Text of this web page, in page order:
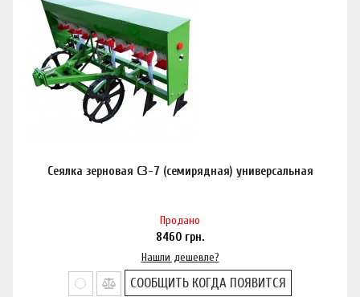
Сеялка зерновая СЗ-7 (семирядная) универсальная
Продано
8460 грн.
Нашли дешевле?
СООБЩИТЬ КОГДА ПОЯВИТСЯ